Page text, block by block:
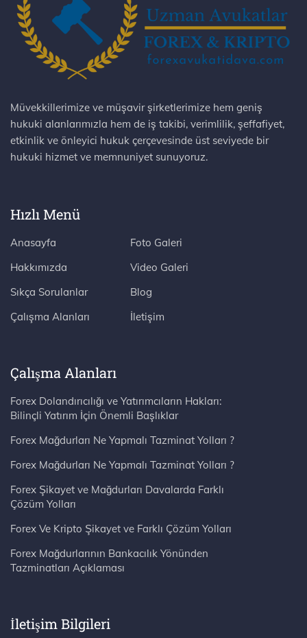
Müvekkillerimize ve müşavir şirketlerimize hem geniş
hukuki alanlarımızla hem de iş takibi, verimlilik, şeffafiyet,
etkinlik ve önleyici hukuk çerçevesinde üst seviyede bir
hukuki hizmet ve memnuniyet sunuyoruz.
Hızlı Menü
Anasayfa
Hakkımızda
Sıkça Sorulanlar
Çalışma Alanları
Foto Galeri
Video Galeri
Blog
İletişim
Çalışma Alanları
Forex Dolandırıcılığı ve Yatırımcıların Hakları:
Bilinçli Yatırım İçin Önemli Başlıklar
Forex Mağdurları Ne Yapmalı Tazminat Yolları ?
Forex Mağdurları Ne Yapmalı Tazminat Yolları ?
Forex Şikayet ve Mağdurları Davalarda Farklı
Çözüm Yolları
Forex Ve Kripto Şikayet ve Farklı Çözüm Yolları
Forex Mağdurlarının Bankacılık Yönünden
Tazminatları Açıklaması
İletişim Bilgileri